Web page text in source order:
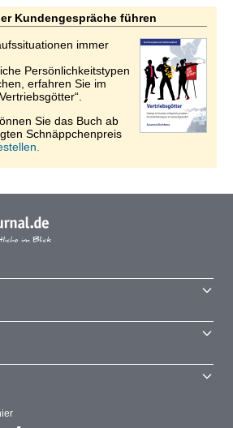
Kundengespräche führen
immer
Persönlichkeitstypen
erfahren Sie im
Sie das Buch ab
Schnäppchenpreis